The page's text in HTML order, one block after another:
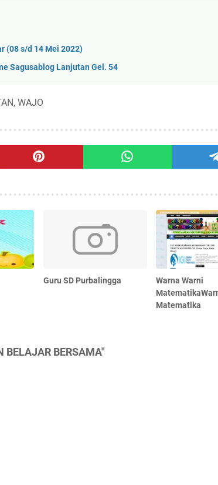
(08 s/d 14 Mei 2022)
Sagusablog Lanjutan Gel. 54
WAJO
Guru SD Purbalingga
Warna Warni
Matematika
BERSAMA"